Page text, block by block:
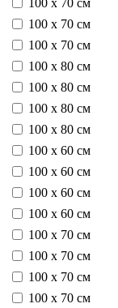
100 х 70 см
100 х 70 см
100 х 70 см
100 х 80 см
100 х 80 см
100 х 80 см
100 х 80 см
100 х 60 см
100 х 60 см
100 х 60 см
100 х 60 см
100 х 70 см
100 х 70 см
100 х 70 см
100 х 70 см